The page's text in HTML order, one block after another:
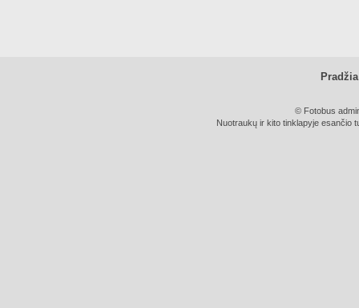
Pradžia
© Fotobus
Nuotraukų ir kito tinklapyje esančio